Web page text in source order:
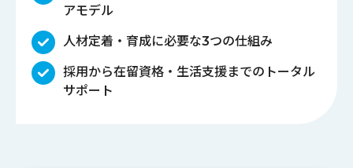
アモデル
人材定着・育成に必要な3つの仕組み
採用から在留資格・生活支援までのトータル
サポート